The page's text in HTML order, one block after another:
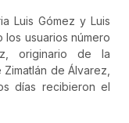
Luis Gómez y Luis
usuarios número
originario de la
de Álvarez,
días recibieron el